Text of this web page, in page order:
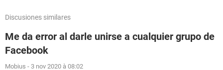
Discusiones similares
Me da error al darle unirse a cualquier grupo de
Facebook
Mobius - 3 nov 2020 à 08:02